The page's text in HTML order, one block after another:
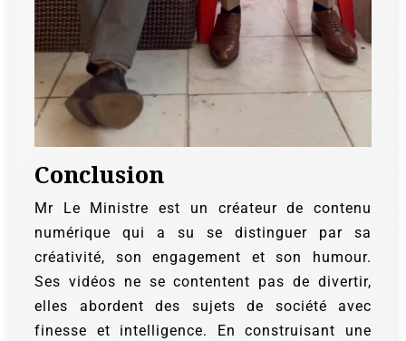
Conclusion
Mr Le Ministre est un créateur de contenu
numérique qui a su se distinguer par sa
créativité, son engagement et son humour.
Ses vidéos ne se contentent pas de divertir,
elles abordent des sujets de société avec
finesse et intelligence. En construisant une